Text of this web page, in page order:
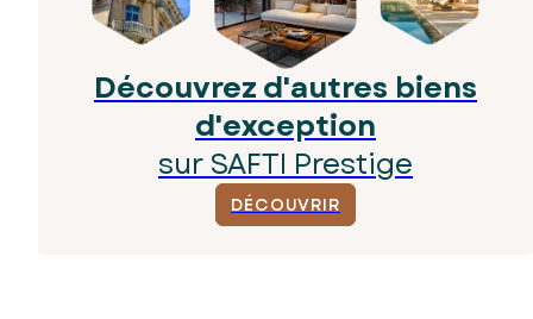
Découvrez d'autres biens
d'exception
sur SAFTI Prestige
DÉCOUVRIR